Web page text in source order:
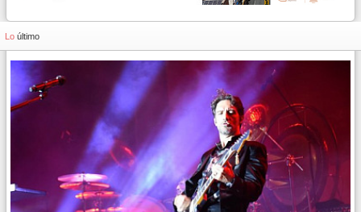
Lo último